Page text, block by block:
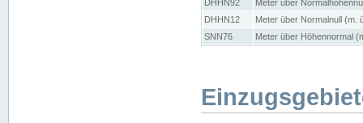
DHHN92
Meter über
DHHN12
Meter über Normalnull (m.
SNN76
Meter über Höhennormal